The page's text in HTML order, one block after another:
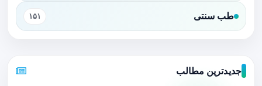
طب سنتی ۱۵۱
جدیدترین مطالب